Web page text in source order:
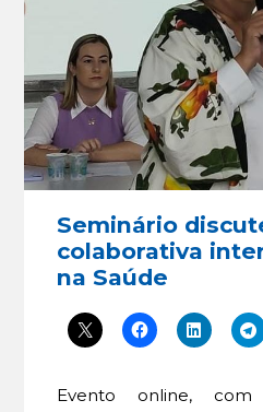
Seminário
colaborativa
na Saúde
Evento online, com